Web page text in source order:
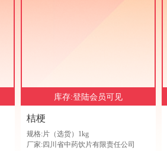
库存:登陆会员可见
桔梗
规格:片（选货）1kg
厂家:四川省中药饮片有限责任公司